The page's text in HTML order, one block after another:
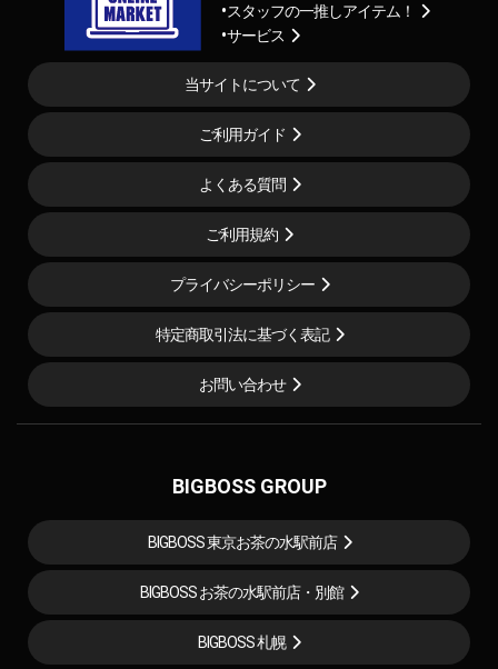
スタッフの一推しアイテム！
サービス
当サイトについて
ご利用ガイド
よくある質問
ご利用規約
プライバシーポリシー
特定商取引法に基づく表記
お問い合わせ
BIGBOSS GROUP
BIGBOSS 東京お茶の水駅前店
BIGBOSS お茶の水駅前店・別館
BIGBOSS 札幌